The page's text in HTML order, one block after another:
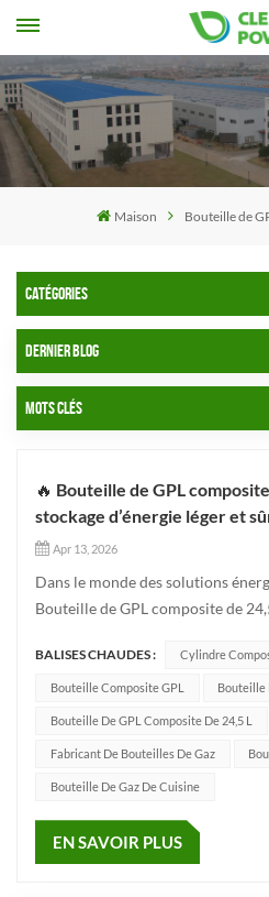
Maison Bouteille de
CATÉGORIES
DERNIER BLOG
MOTS CLÉS
🔥 Bouteille de GPL
stockage d’énergie léger et
Apr 13, 2026
Dans le monde des solutions
Bouteille de GPL composite de
des usages industriels spécialisés,
conçue pour offrir une sécurité et
BALISES CHAUDES : Cylindre
Bouteille Composite GPL Bouteille
Bouteille De GPL Composite De 24,5 L
Fabricant De Bouteilles De Gaz
Bouteille De Gaz De Cuisine
EN SAVOIR PLUS